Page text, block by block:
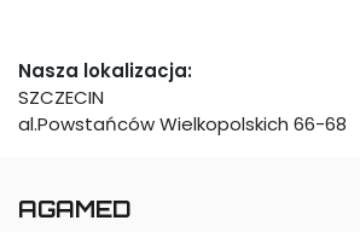
Nasza lokalizacja:
SZCZECIN
al.Powstańców Wielkopolskich 66-68
AGAMED